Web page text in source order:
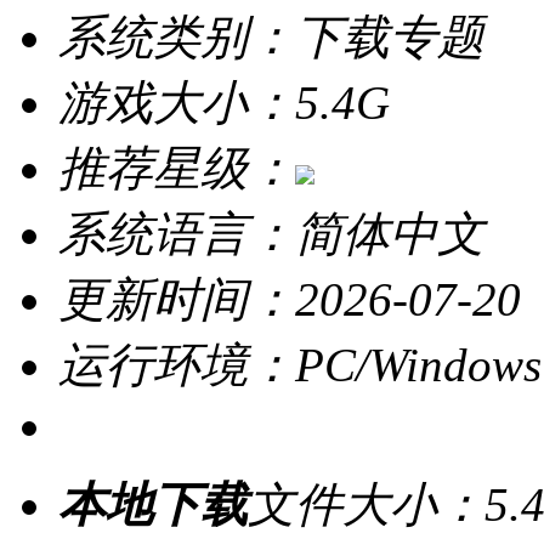
系统类别：下载专题
游戏大小：5.4G
推荐星级：
系统语言：简体中文
更新时间：2026-07-20
运行环境：PC/Windows
本地下载文件大小：